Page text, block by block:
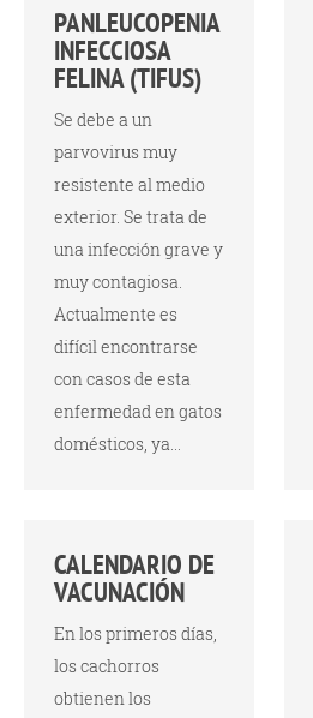
PANLEUCOPENIA
INFECCIOSA
FELINA (TIFUS)
Se debe a un
parvovirus muy
resistente al medio
exterior. Se trata de
una infección grave y
muy contagiosa.
Actualmente es
difícil encontrarse
con casos de esta
enfermedad en gatos
domésticos, ya...
CALENDARIO DE
VACUNACIÓN
En los primeros días,
los cachorros
obtienen los